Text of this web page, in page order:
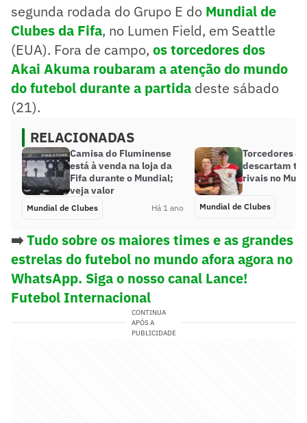
segunda rodada do Grupo E do Mundial de
Clubes da Fifa, no Lumen Field, em Seattle
(EUA). Fora de campo, os torcedores dos
Akai Akuma roubaram a atenção do mundo
do futebol durante a partida deste sábado
(21).
RELACIONADAS
Camisa do Fluminense
está à venda na loja da
Fifa durante o Mundial;
veja valor
Mundial de Clubes Há 1 ano
Torcedores
descartam
rivais no
Mundial de Clubes
➡️Tudo sobre os maiores times e as grandes
estrelas do futebol no mundo afora agora no
WhatsApp. Siga o nosso canal Lance!
Futebol Internacional
CONTINUA
APÓS A
PUBLICIDADE